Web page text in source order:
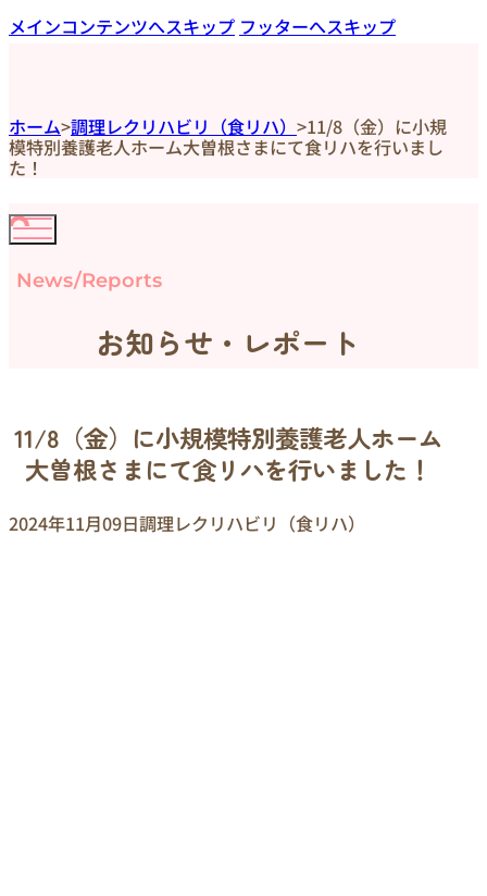
メインコンテンツへスキップ フッターへスキップ
ホーム>調理レクリハビリ（食リハ） >11/8（金）に小規
模特別養護老人ホーム大曽根さまにて食リハを行いまし
た！
News/Reports
お知らせ・レポート
11/8（金）に小規模特別養護老人ホーム
大曽根さまにて食リハを行いました！
2024年11月09日調理レクリハビリ（食リハ）